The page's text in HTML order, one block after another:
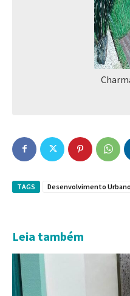
TAGS Desenvolvimento Urbano
Leia também